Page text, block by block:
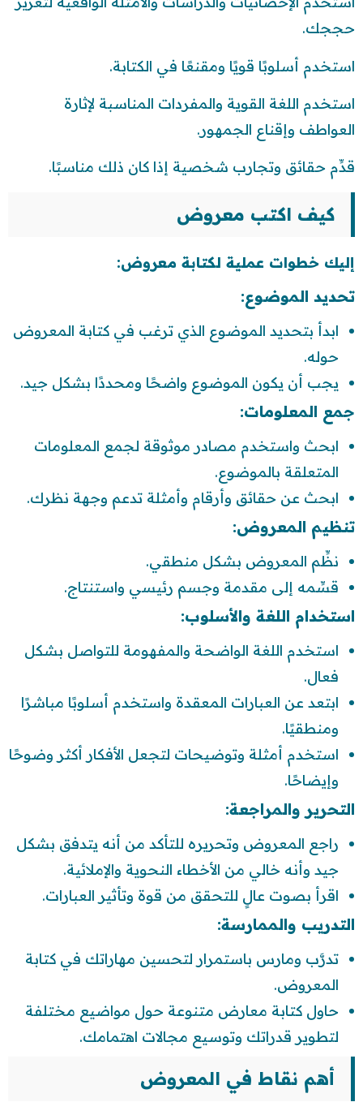
حججك.
استخدم أسلوبًا قويًا ومقنعًا في الكتابة.
استخدم اللغة القوية والمفردات المناسبة لإثارة
العواطف وإقناع الجمهور.
قدِّم حقائق وتجارب شخصية إذا كان ذلك مناسبًا.
كيف اكتب معروض
إليك خطوات عملية لكتابة معروض:
تحديد الموضوع:
ابدأ بتحديد الموضوع الذي ترغب في كتابة المعروض
حوله.
يجب أن يكون الموضوع واضحًا ومحددًا بشكل جيد.
جمع المعلومات:
ابحث واستخدم مصادر موثوقة لجمع المعلومات
المتعلقة بالموضوع.
ابحث عن حقائق وأرقام وأمثلة تدعم وجهة نظرك.
تنظيم المعروض:
نظِّم المعروض بشكل منطقي.
قسِّمه إلى مقدمة وجسم رئيسي واستنتاج.
استخدام اللغة والأسلوب:
استخدم اللغة الواضحة والمفهومة للتواصل بشكل
فعال.
ابتعد عن العبارات المعقدة واستخدم أسلوبًا مباشرًا
ومنطقيًا.
استخدم أمثلة وتوضيحات لتجعل الأفكار أكثر وضوحًا
وإيضاحًا.
التحرير والمراجعة:
راجع المعروض وتحريره للتأكد من أنه يتدفق بشكل
جيد وأنه خالي من الأخطاء النحوية والإملائية.
اقرأ بصوت عالٍ للتحقق من قوة وتأثير العبارات.
التدريب والممارسة:
تدرَّب ومارس باستمرار لتحسين مهاراتك في كتابة
المعروض.
حاول كتابة معارض متنوعة حول مواضيع مختلفة
لتطوير قدراتك وتوسيع مجالات اهتمامك.
أهم نقاط في المعروض